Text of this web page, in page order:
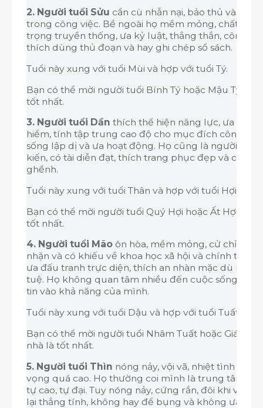
2. Người tuổi Sửu cần cù nhẫn nại, bảo thủ và quá
trong công việc. Bề ngoài họ mềm mỏng, chất
trọng truyền thống, ưa kỷ luật, thẳng thắn, công
thích dùng thủ đoạn và hay ghi chép sổ sách.
Tuổi này xung với tuổi Mùi và hợp với tuổi Tý.
Bạn có thể mời người tuổi Bính Tý hoặc Mậu Tý
tốt nhất.
3. Người tuổi Dần thích thể hiện năng lực, ưa
hiểm, tính tập trung cao độ cho mục đích công
sống lập dị và ưa hoạt động. Họ cũng là người có
kiến, có tài diễn đạt, thích trang phục đẹp và cuộc
ghềnh.
Tuổi này xung với tuổi Thân và hợp với tuổi Hợi.
Bạn có thể mời người tuổi Quý Hợi hoặc Ất Hợi đến
tốt nhất.
4. Người tuổi Mão ôn hòa, mềm mỏng, cử chỉ
nhặn và có khiếu về khoa học xã hội và chính trị
ưa đấu tranh trực diện, thích an nhàn mặc dù rất
tuệ. Họ không quan tâm nhiều đến cuộc sống gia
tin vào khả năng của mình.
Tuổi này xung với tuổi Dậu và hợp với tuổi Tuất.
Bạn có thể mời người tuổi Nhâm Tuất hoặc Giáp
nhà là tốt nhất.
5. Người tuổi Thìn nóng nảy, vội vã, nhiệt tình và
vọng quá cao. Họ thường coi mình là trung tâm vũ
tự cao, tự đại. Tuy nóng nảy, cứng rắn, đôi khi võ
lại thẳng tính, không hay để bụng và không ưa sự